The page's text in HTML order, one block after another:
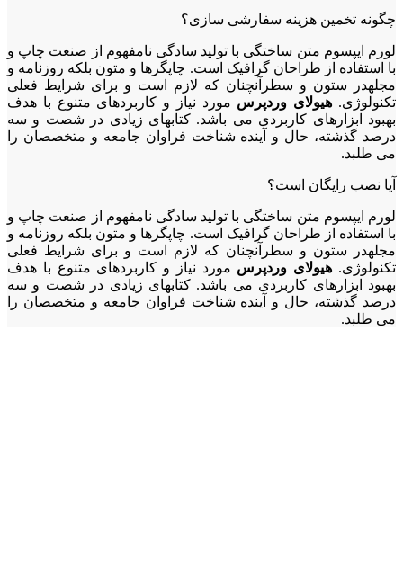
چگونه تخمین هزینه سفارشی سازی؟
لورم ایپسوم متن ساختگی با تولید سادگی نامفهوم از صنعت چاپ و
با استفاده از طراحان گرافیک است. چاپگرها و متون بلکه روزنامه و
مجلهدر ستون و سطرآنچنان که لازم است و برای شرایط فعلی
تکنولوژی. هیولای وردپرس مورد نیاز و کاربردهای متنوع با هدف
بهبود ابزارهای کاربردی می باشد. کتابهای زیادی در شصت و سه
درصد گذشته، حال و آینده شناخت فراوان جامعه و متخصصان را
می طلبد.
آیا نصب رایگان است؟
لورم ایپسوم متن ساختگی با تولید سادگی نامفهوم از صنعت چاپ و
با استفاده از طراحان گرافیک است. چاپگرها و متون بلکه روزنامه و
مجلهدر ستون و سطرآنچنان که لازم است و برای شرایط فعلی
تکنولوژی. هیولای وردپرس مورد نیاز و کاربردهای متنوع با هدف
بهبود ابزارهای کاربردی می باشد. کتابهای زیادی در شصت و سه
درصد گذشته، حال و آینده شناخت فراوان جامعه و متخصصان را
می طلبد.